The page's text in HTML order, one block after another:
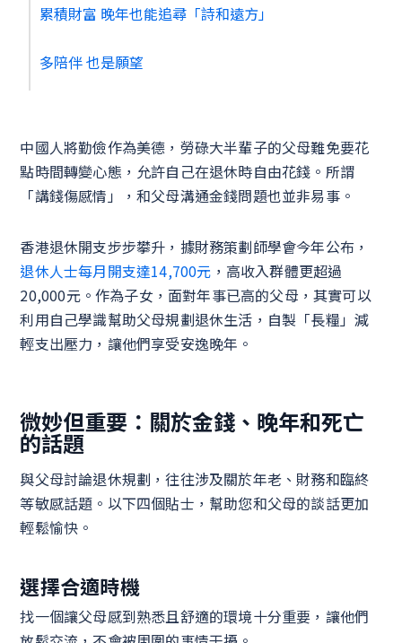
中國人將勤儉作為美德，勞碌大半輩子的父母難免要花
點時間轉變心態，允許自己在退休時自由花錢。所謂
「講錢傷感情」，和父母溝通金錢問題也並非易事。
香港退休開支步步攀升，據財務策劃師學會今年公布，
退休人士每月開支達14,700元 ，高收入群體更超過
20,000元。作為子女，面對年事已高的父母，其實可以
利用自己學識幫助父母規劃退休生活，自製「長糧」減
輕支出壓力，讓他們享受安逸晚年。
微妙但重要：關於金錢、晚年和死亡
的話題
與父母討論退休規劃，往往涉及關於年老、財務和臨終
等敏感話題。以下四個貼士，幫助您和父母的談話更加
輕鬆愉快。
選擇合適時機
找一個讓父母感到熟悉且舒適的環境十分重要，讓他們
累積財富 晚年也能追尋「詩和遠方」
多陪伴 也是願望